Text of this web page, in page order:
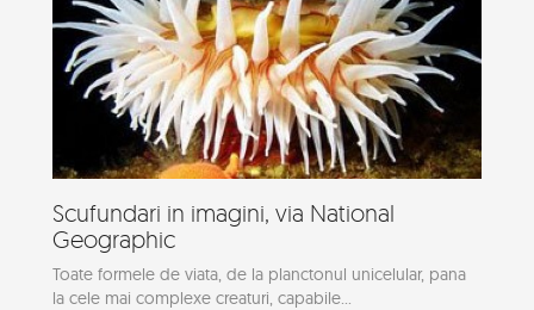
Scufundari in imagini, via National
Geographic
Toate formele de viata, de la planctonul unicelular, pana
la cele mai complexe creaturi, capabile...